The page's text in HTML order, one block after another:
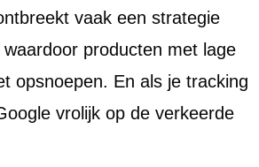
vaak een strategie
producten met lage
opsnoepen. En als je tracking
vrolijk op de verkeerde